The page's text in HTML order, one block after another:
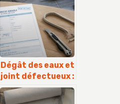
Dégât des eaux et
joint défectueux :
les 3 pièges qui
annulent votre